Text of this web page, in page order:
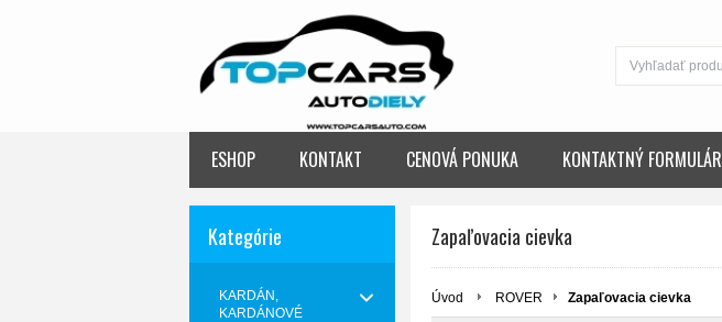
ESHOP KONTAKT CENOVÁ PONUKA KONTAKTNÝ FORMULÁR
Kategórie
KARDÁN,
KARDÁNOVÉ
Zapaľovacia cievka
Úvod ROVER Zapaľovacia cievka